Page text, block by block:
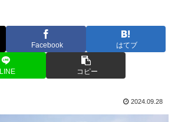
Facebook はてブ
LINE コピー
2024.09.28